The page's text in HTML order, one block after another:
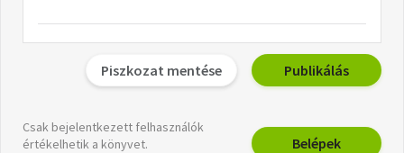
Piszkozat mentése Publikálás
Csak bejelentkezett felhasználók
értékelhetik a könyvet.
Belépek